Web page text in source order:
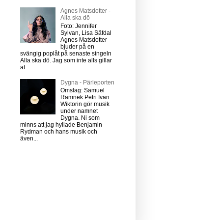
Agnes Matsdotter -
Alla ska dö
Foto: Jennifer
Sylvan, Lisa Säfdal
Agnes Matsdotter
bjuder på en
svängig poplåt på senaste singeln
Alla ska dö. Jag som inte alls gillar
at...
Dygna - Pärleporten
Omslag: Samuel
Ramnek Petri Ivan
Wiktorin gör musik
under namnet
Dygna. Ni som
minns att jag hyllade Benjamin
Rydman och hans musik och
även...